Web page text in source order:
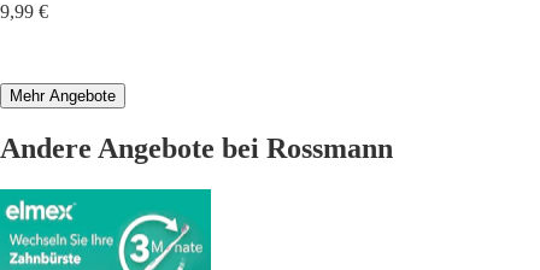
9,99 €
Mehr Angebote
Andere Angebote bei Rossmann